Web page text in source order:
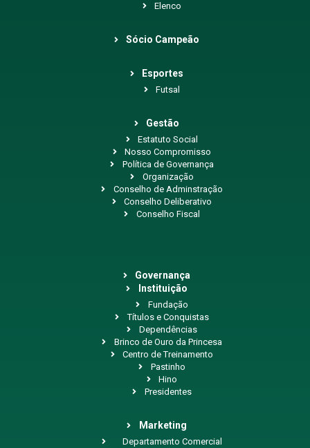
Elenco
Sócio Campeão
Esportes
Futsal
Gestão
Estatuto Social
Nosso Compromisso
Política de Governança
Organização
Conselho de Adminstração
Conselho Deliberativo
Conselho Fiscal
Governança
Instituição
Fundação
Títulos e Conquistas
Dependências
Brinco de Ouro da Princesa
Centro de Treinamento
Pastinho
Hino
Presidentes
Marketing
Departamento Comercial